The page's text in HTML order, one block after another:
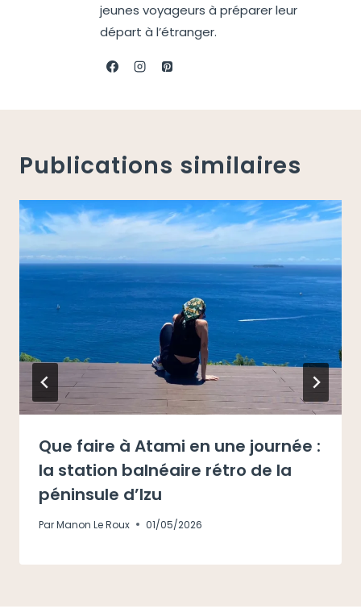
jeunes voyageurs à préparer leur
départ à l’étranger.
Publications similaires
Que faire à Atami en une journée :
la station balnéaire rétro de la
péninsule d’Izu
ParManon Le Roux 01/05/2026